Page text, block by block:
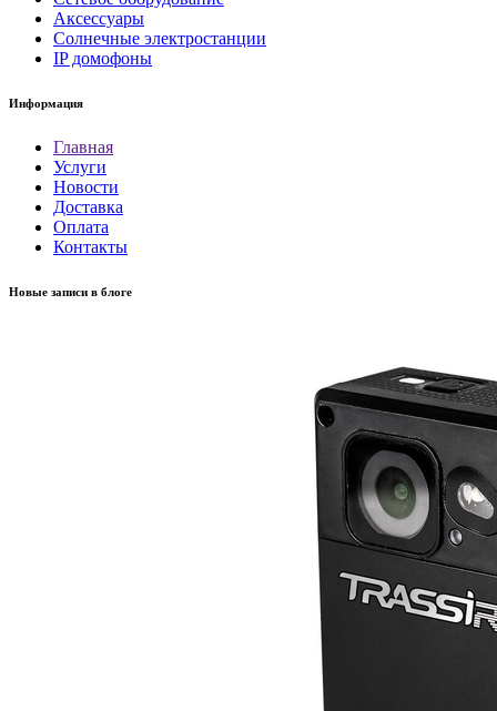
Аксессуары
Солнечные электростанции
IP домофоны
Информация
Главная
Услуги
Новости
Доставка
Оплата
Контакты
Новые записи в блоге